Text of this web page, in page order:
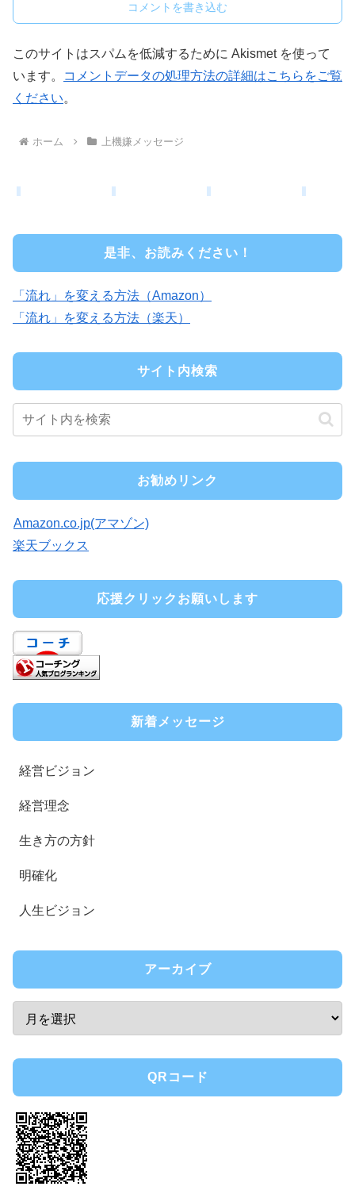
コメントを書き込む
このサイトはスパムを低減するために Akismet を使って
います。
コメントデータの処理方法の詳細はこちらをご覧
ください。
ホーム 上機嫌メッセージ
是非、お読みください！
「流れ」を変える方法（Amazon）
「流れ」を変える方法（楽天）
サイト内検索
お勧めリンク
Amazon.co.jp(アマゾン)
楽天ブックス
応援クリックお願いします
新着メッセージ
経営ビジョン
経営理念
生き方の方針
明確化
人生ビジョン
アーカイブ
QRコード